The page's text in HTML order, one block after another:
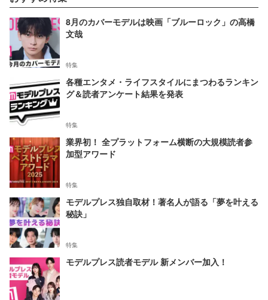
8月のカバーモデルは映画「ブルーロック」の高橋
文哉
特集
各種エンタメ・ライフスタイルにまつわるランキン
グ＆読者アンケート結果を発表
特集
業界初！ 全プラットフォーム横断の大規模読者参
加型アワード
特集
モデルプレス独自取材！著名人が語る「夢を叶える
秘訣」
特集
モデルプレス読者モデル 新メンバー加入！